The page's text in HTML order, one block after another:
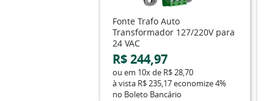
Fonte Trafo Auto
Transformador 127/220V para
24 VAC
R$ 244,97
ou em 10xde R$ 28,70
à vista R$ 235,17economize4%
no Boleto Bancário